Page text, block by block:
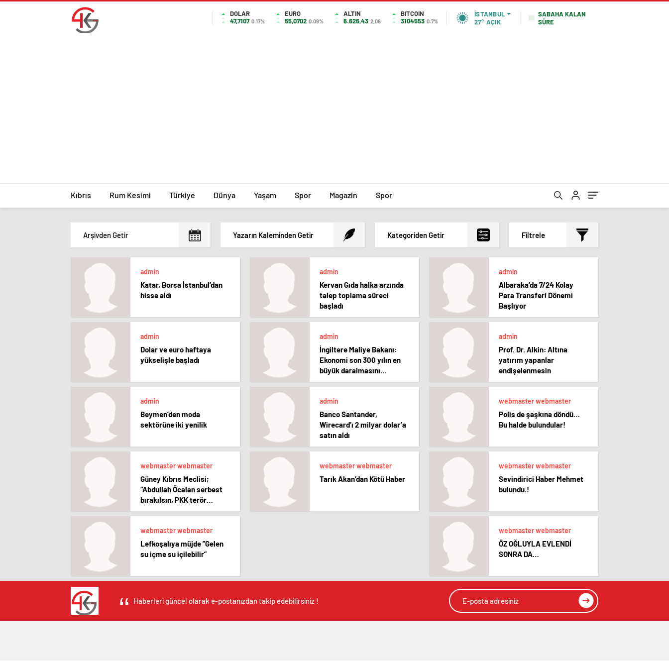
DOLAR
47,7107 0.17%
EURO
55,0702 0.09%
ALTIN
6.626,43 2,06
BITCOIN
3104553 0.7%
İSTANBUL
27° AÇIK
SABAHA KALAN
SÜRE
Kıbrıs Rum Kesimi Türkiye Dünya Yaşam Spor Magazin Spor
Yazarın Kaleminden Getir Kategoriden Getir Filtrele
admin
Katar, Borsa İstanbul’dan
hisse aldı
admin
Kervan Gıda halka arzında
talep toplama süreci
başladı
admin
Albaraka’da 7/24 Kolay
Para Transferi Dönemi
Başlıyor
admin
Dolar ve euro haftaya
yükselişle başladı
admin
İngiltere Maliye Bakanı:
Ekonomi son 300 yılın en
büyük daralmasını
yaşayacak
admin
Prof. Dr. Alkin: Altına
yatırım yapanlar
endişelenmesin
admin
Beymen’den moda
sektörüne iki yenilik
admin
Banco Santander,
Wirecard’ı 2 milyar dolar’a
satın aldı
webmaster webmaster
Polis de şaşkına döndü…
Bu halde bulundular!
webmaster webmaster
Güney Kıbrıs Meclisi;
“Abdullah Öcalan serbest
bırakılsın, PKK terör
listesinden çıkarılsın”
webmaster webmaster
Tarık Akan’dan Kötü Haber
webmaster webmaster
Sevindirici Haber Mehmet
bulundu.!
webmaster webmaster
Lefkoşalıya müjde ”Gelen
su içme su içilebilir”
webmaster webmaster
ÖZ OĞLUYLA EVLENDİ
SONRA DA…
Haberleri güncel olarak e-postanızdan takip edebilirsiniz !